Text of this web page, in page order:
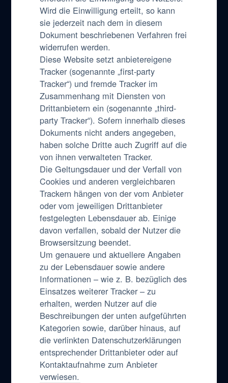
Wird die Einwilligung erteilt, so kann
sie jederzeit nach dem in diesem
Dokument beschriebenen Verfahren frei
widerrufen werden.
Diese Website setzt anbietereigene
Tracker (sogenannte „first-party
Tracker“) und fremde Tracker im
Zusammenhang mit Diensten von
Drittanbietern ein (sogenannte „third-
party Tracker“). Sofern innerhalb dieses
Dokuments nicht anders angegeben,
haben solche Dritte auch Zugriff auf die
von ihnen verwalteten Tracker.
Die Geltungsdauer und der Verfall von
Cookies und anderen vergleichbaren
Trackern hängen von der vom Anbieter
oder vom jeweiligen Drittanbieter
festgelegten Lebensdauer ab. Einige
davon verfallen, sobald der Nutzer die
Browsersitzung beendet.
Um genauere und aktuellere Angaben
zu der Lebensdauer sowie andere
Informationen – wie z. B. bezüglich des
Einsatzes weiterer Tracker – zu
erhalten, werden Nutzer auf die
Beschreibungen der unten aufgeführten
Kategorien sowie, darüber hinaus, auf
die verlinkten Datenschutzerklärungen
entsprechender Drittanbieter oder auf
Kontaktaufnahme zum Anbieter
verwiesen.